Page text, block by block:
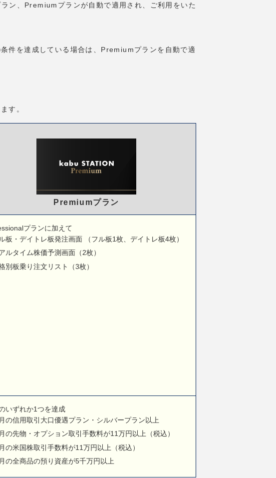
ン、Premiumプランが自動で適用され、ご利用をいた
件を達成している場合は、Premiumプランを自動で適
す。
Premiumプラン
プランに加えて
板・デイトレ板発注画面 （フル板1枚、デイトレ板4枚）
ルタイム株価予測画面（2枚）
別板乗り注文リスト（3枚）
いずれか1つを達成
の信用取引大口優遇プラン・シルバープラン以上
の先物・オプション取引手数料が11万円以上（税込）
の米国株取引手数料が11万円以上（税込）
の全商品の預り資産が5千万円以上